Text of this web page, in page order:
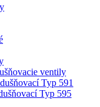
ventily
Typ 591
Typ 595